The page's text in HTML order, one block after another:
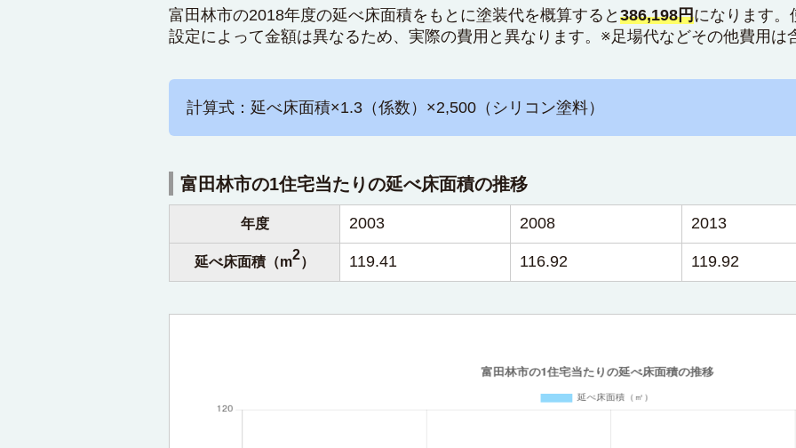
富田林市の2018年度の延べ床面積をもとに塗装代を概算すると 386,198円になります。
設定によって金額は異なるため、実際の費用と異なります。※足場代などその他費用は
計算式：延べ床面積×1.3（係数）×2,500（シリコン塗料）
富田林市の1住宅当たりの延べ床面積の推移
年度 2003 2008 2013
延べ床面積（m2） 119.41 116.92 119.92